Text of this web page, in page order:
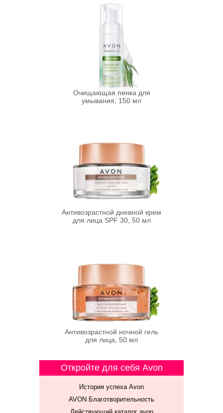
Очищающая пенка для
умывания, 150 мл
Антивозрастной дневной крем
для лица SPF 30, 50 мл
Антивозрастной ночной гель
для лица, 50 мл
Откройте для себя Avon
История успеха Avon
AVON Благотворительность